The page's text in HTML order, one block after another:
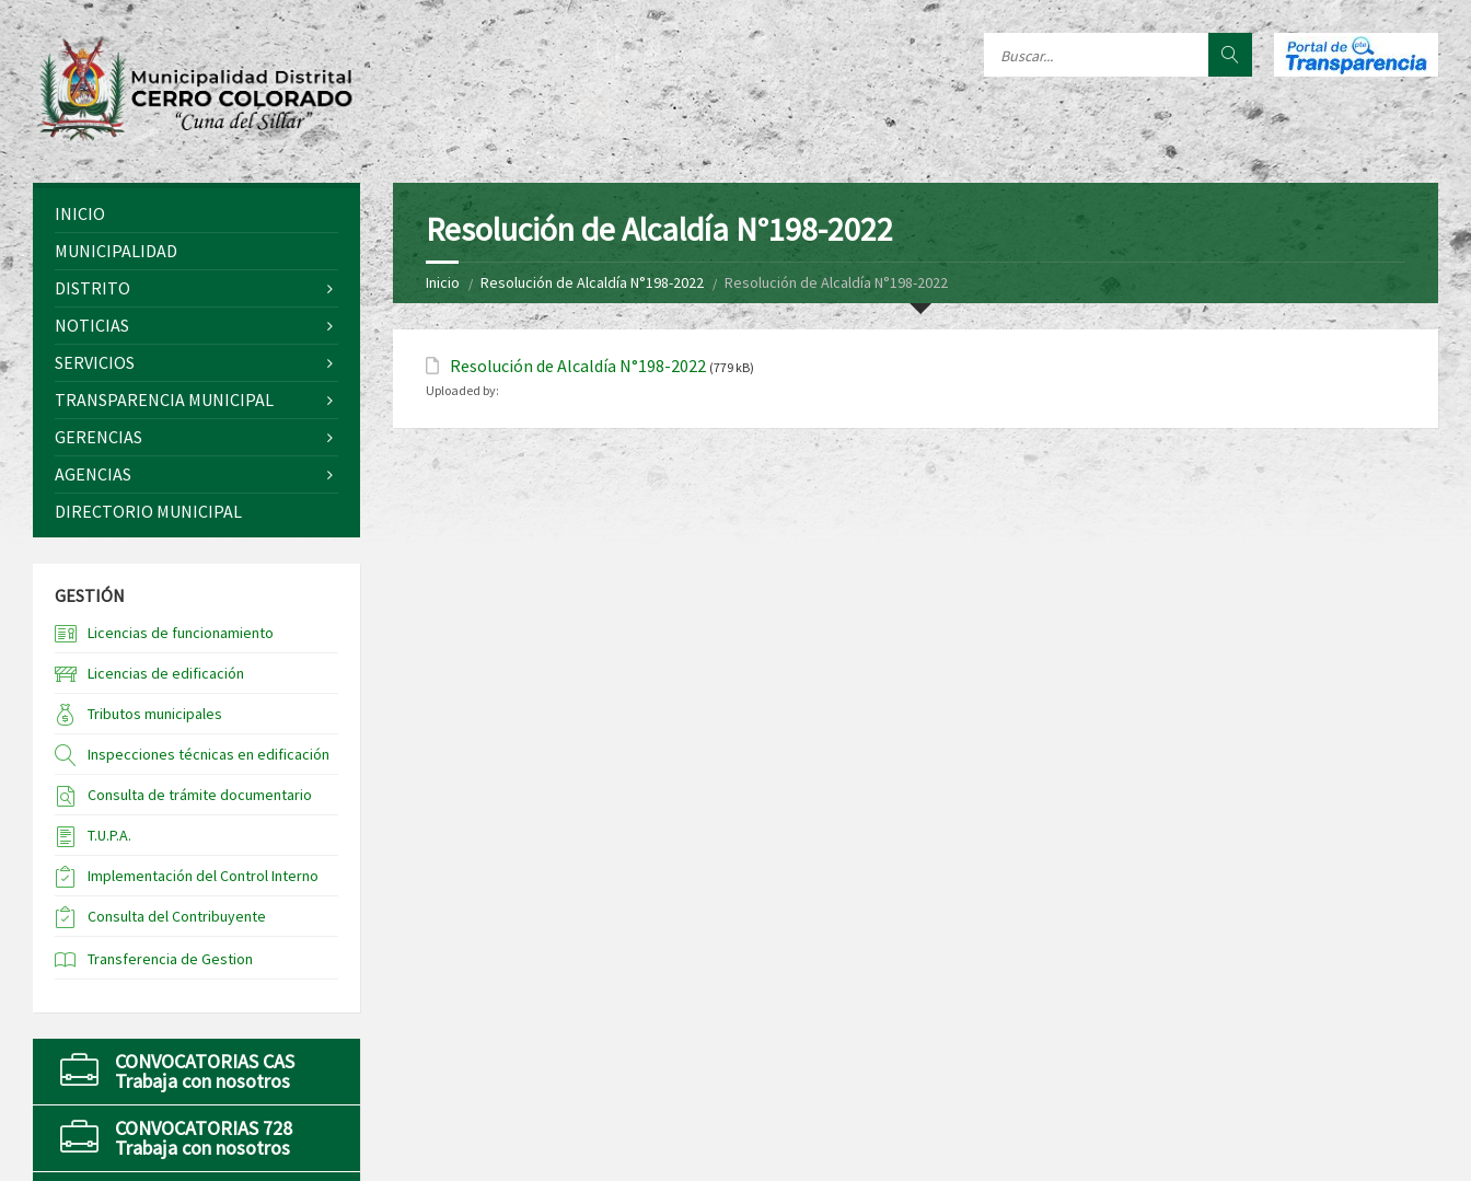
Resolución de Alcaldía N°198-2022
Inicio Resolución de Alcaldía N°198-2022 Resolución de Alcaldía N°198-2022
Resolución de Alcaldía N°198-2022 (779 kB)
Uploaded by:
INICIO
MUNICIPALIDAD
DISTRITO
NOTICIAS
SERVICIOS
TRANSPARENCIA MUNICIPAL
GERENCIAS
AGENCIAS
DIRECTORIO MUNICIPAL
GESTIÓN
Licencias de funcionamiento
Licencias de edificación
Tributos municipales
Inspecciones técnicas en edificación
Consulta de trámite documentario
T.U.P.A.
Implementación del Control Interno
Consulta del Contribuyente
Transferencia de Gestion
CONVOCATORIAS CAS
Trabaja con nosotros
CONVOCATORIAS 728
Trabaja con nosotros